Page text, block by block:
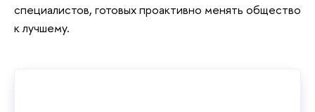
специалистов, готовых проактивно менять общество
к лучшему.